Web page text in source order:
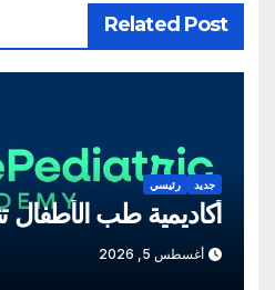
Related Post
جديد رئيسي
أكاديمية طب
أغسطس 5, 2026